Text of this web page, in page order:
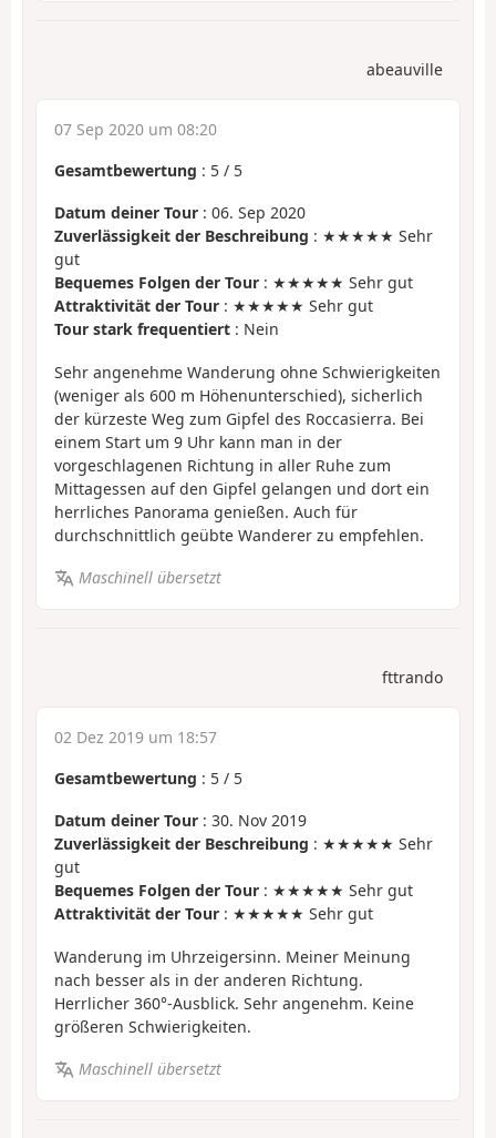
abeauville
07 Sep 2020 um 08:20
Gesamtbewertung : 5 / 5
Datum deiner Tour : 06. Sep 2020
Zuverlässigkeit der Beschreibung : ★★★★★ Sehr
gut
Bequemes Folgen der Tour : ★★★★★ Sehr gut
Attraktivität der Tour : ★★★★★ Sehr gut
Tour stark frequentiert : Nein
Sehr angenehme Wanderung ohne Schwierigkeiten
(weniger als 600 m Höhenunterschied), sicherlich
der kürzeste Weg zum Gipfel des Roccasierra. Bei
einem Start um 9 Uhr kann man in der
vorgeschlagenen Richtung in aller Ruhe zum
Mittagessen auf den Gipfel gelangen und dort ein
herrliches Panorama genießen. Auch für
durchschnittlich geübte Wanderer zu empfehlen.
Maschinell übersetzt
fttrando
02 Dez 2019 um 18:57
Gesamtbewertung : 5 / 5
Datum deiner Tour : 30. Nov 2019
Zuverlässigkeit der Beschreibung : ★★★★★ Sehr
gut
Bequemes Folgen der Tour : ★★★★★ Sehr gut
Attraktivität der Tour : ★★★★★ Sehr gut
Wanderung im Uhrzeigersinn. Meiner Meinung
nach besser als in der anderen Richtung.
Herrlicher 360°-Ausblick. Sehr angenehm. Keine
größeren Schwierigkeiten.
Maschinell übersetzt